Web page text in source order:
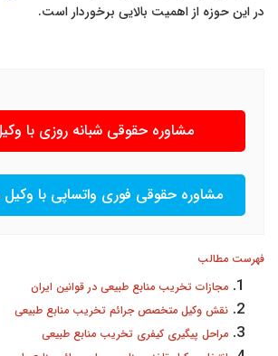
در این حوزه از اهمیت بالایی برخوردار است.
مشاوره حقوقی شبانه روزی با
مشاوره حقوقی فوری واتساپی با وکیل
فهرست مطالب
مجازات تخریب منابع طبیعی در قوانین ایران
نقش وکیل متخصص جرائم تخریب منابع طبیعی
مراحل پیگیری کیفری تخریب منابع طبیعی